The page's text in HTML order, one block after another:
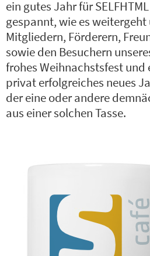
ein gutes Jahr für
gespannt, wie es
Mitgliedern, Förderern,
sowie den Besuchern
frohes Weihnachstsfest
privat erfolgreiches neues
der eine oder andere
aus einer solchen Tasse.